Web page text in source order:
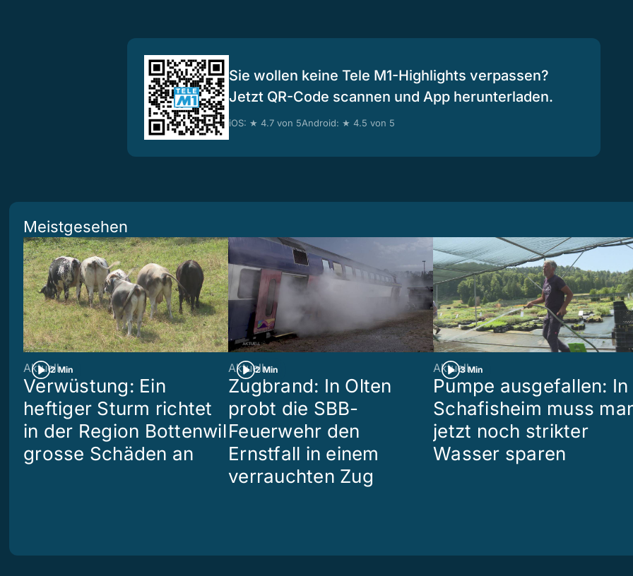
Sie wollen keine Tele M1-Highlights verpassen?
Jetzt QR-Code scannen und App herunterladen.
iOS: ★ 4.7 von 5Android: ★ 4.5 von 5
Meistgesehen
2 Min
Aktuell
Verwüstung: Ein
heftiger Sturm richtet
in der Region Bottenwil
grosse Schäden an
2 Min
Aktuell
Zugbrand: In Olten
probt die SBB-
Feuerwehr den
Ernstfall in einem
verrauchten Zug
3 Min
Aktuell
Pumpe ausgefallen: In
Schafisheim muss
jetzt noch strikter
Wasser sparen